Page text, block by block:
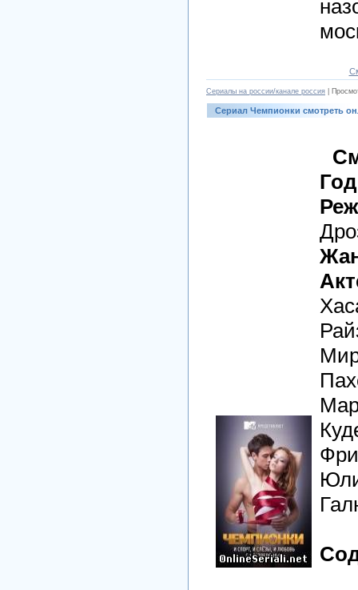
Сериалы на россии/канале россия |
Сериал Чемпионки смотреть